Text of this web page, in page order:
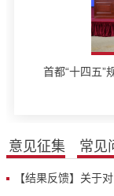
首都“十四五
意见征集 常见
【结果反馈】关于